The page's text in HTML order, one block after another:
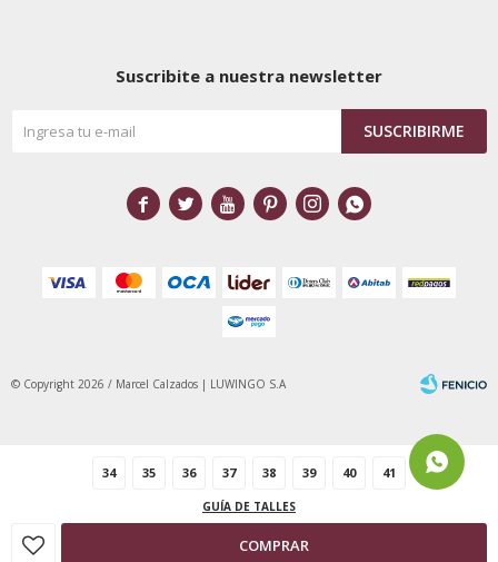
34 35 36 37 38 39 40 41
GUÍA DE TALLES
COMPRAR
Suscribite a nuestra newsletter
SUSCRIBIRME
     
© Copyright 2026 / Marcel Calzados | LUWINGO S.A